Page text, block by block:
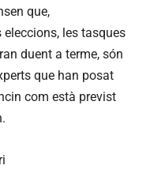
que,
les tasques
duent a terme, són
que han posat
com està previst